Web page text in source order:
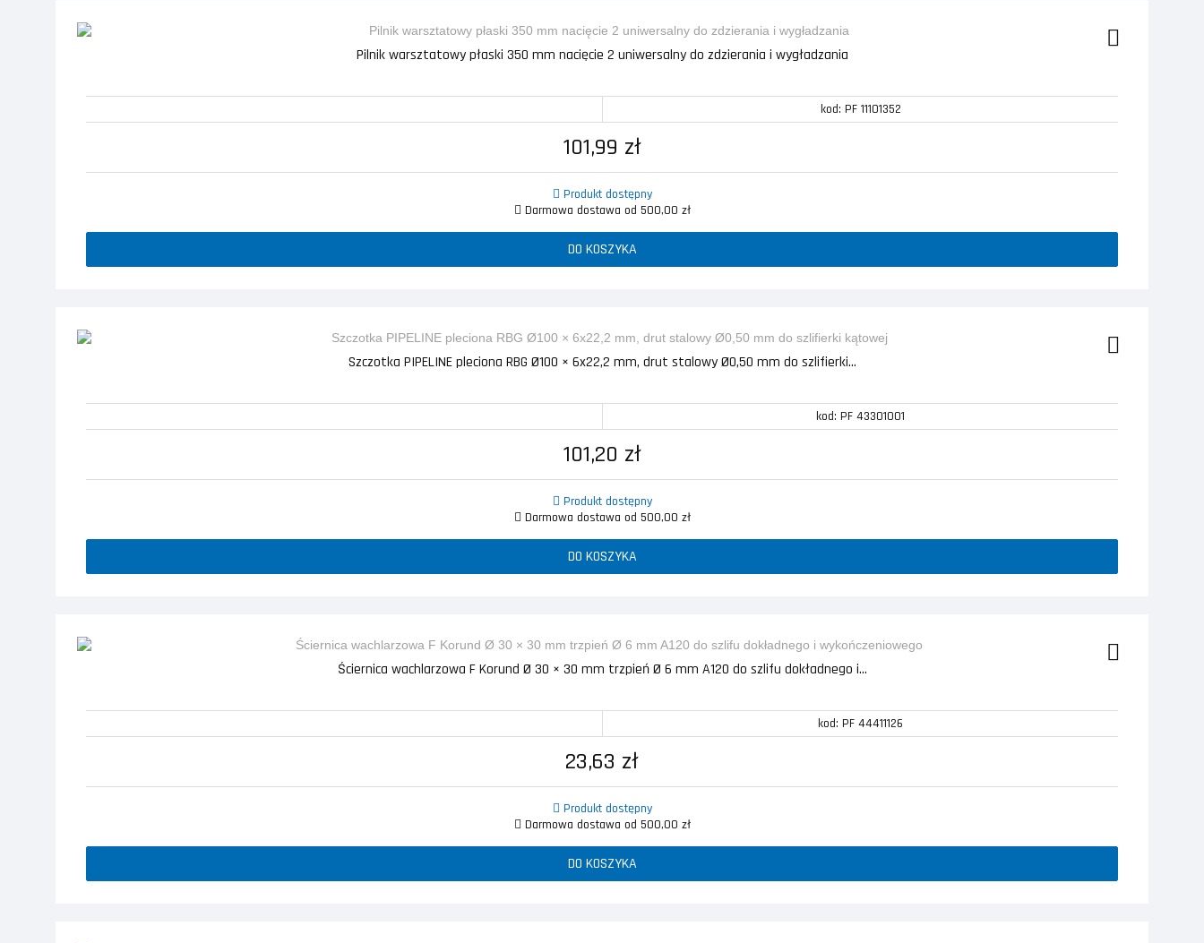
Pilnik warsztatowy płaski 350 mm nacięcie 2 uniwersalny do zdzierania i wygładzania
kod: PF 11101352
101,99 zł
Produkt dostępny
Darmowa dostawa od 500,00 zł
DO KOSZYKA
Szczotka PIPELINE pleciona RBG Ø100 × 6x22,2 mm, drut stalowy Ø0,50 mm do szlifierki...
kod: PF 43301001
101,20 zł
Produkt dostępny
Darmowa dostawa od 500,00 zł
DO KOSZYKA
Ściernica wachlarzowa F Korund Ø 30 × 30 mm trzpień Ø 6 mm A120 do szlifu dokładnego i...
kod: PF 44411126
23,63 zł
Produkt dostępny
Darmowa dostawa od 500,00 zł
DO KOSZYKA